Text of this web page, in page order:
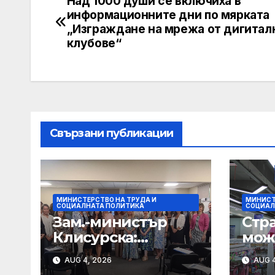
Post
navigation
информационните дни по мярката
„Изграждане на мрежа от
клубове“
Свързани публикации
МИНИСТЕРСТВО НА ТРУДА И
СОЦИАЛНАТА ПОЛИТИКА
Зам.-министър
Клисурска:
Социалните
иновации ще
AUG 4, 2026 AUG